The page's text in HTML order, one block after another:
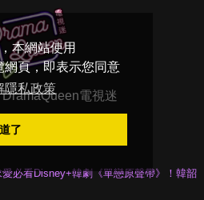
本網站使用
頁，即表示您同意
隱私政策
了
DramaQueen電視迷
愛必看Disney+韓劇《單戀原聲帶》！韓韶